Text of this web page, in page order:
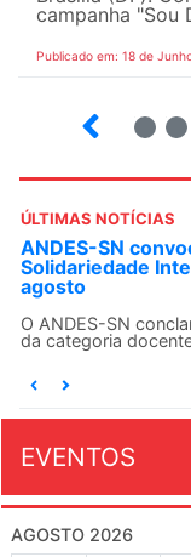
campanha "Sou
Publicado em: 18 de
ÚLTIMAS NOTÍCIAS
ANDES-SN
Solidariedade
agosto
O ANDES-SN
da categoria
EVENTOS
AGOSTO 2026